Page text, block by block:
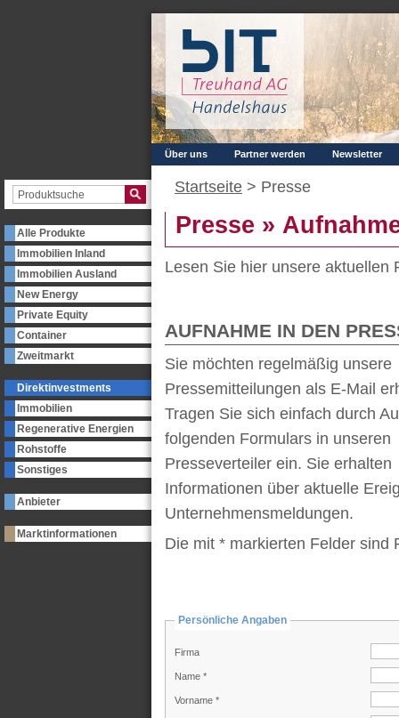
Alle Produkte
Immobilien Inland
Immobilien Ausland
New Energy
Private Equity
Container
Zweitmarkt
Direktinvestments
Immobilien
Regenerative Energien
Rohstoffe
Sonstiges
Anbieter
Marktinformationen
Über uns Partner werden Newsletter
Startseite > Presse
Presse »
Lesen Sie hier unsere
AUFNAHME IN DEN
Sie möchten regelmäßig unsere
Pressemitteilungen als E-Mail
Tragen Sie sich einfach durch
folgenden Formulars in unseren
Presseverteiler ein. Sie erhalten
Informationen über aktuelle
Unternehmensmeldungen.
Die mit * markierten Felder sind
Persönliche Angaben
Firma
Name *
Vorname *